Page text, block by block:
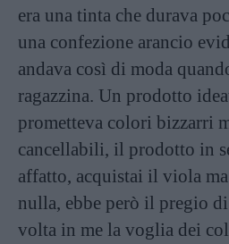
era una tinta che durava
una confezione arancio
andava così di moda
ragazzina. Un prodotto
prometteva colori bizzarri
cancellabili, il prodotto in
affatto, acquistai il viola
nulla, ebbe però il pregio
volta in me la voglia dei